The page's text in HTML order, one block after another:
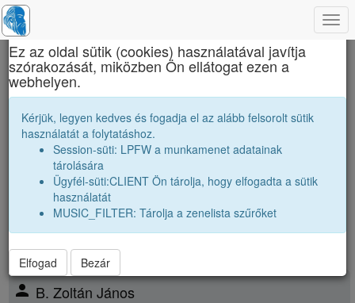
Brassai Sámuel Líceum
2009 12A Osztályfőnök: B. Lajos
Névsor bővítése új véndiákkal
Véndiákok száma:20
nagyobbak |2008 12A 2008 12B
párhuzamos|2009 12B|2009 12C|
kissebbek |2010 12A
person B. Zoltán János
×
Ez az oldal sütik (cookies) használatával javítja
szórakozását, miközben Ön ellátogat ezen a
webhelyen.
Kérjük, legyen kedves és fogadja el az alább felsorolt sütik
használatát a folytatáshoz.
Session-süti: LPFW a munkamenet adatainak
tárolására
Ügyfél-süti:CLIENT Ön tárolja, hogy elfogadta a sütik
használatát
MUSIC_FILTER: Tárolja a zenelista szűrőket
Elfogad Bezár